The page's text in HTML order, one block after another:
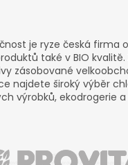
je ryze česká firma
také v BIO
zásobované
najdete široký výběr
výrobků, ekodrogerie